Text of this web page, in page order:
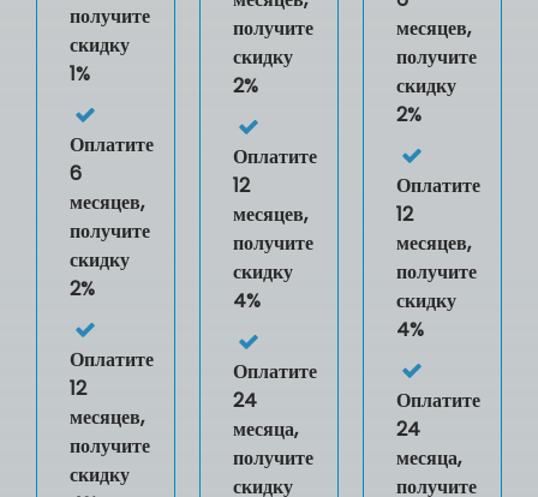
получите
скидку
1%
Оплатите
6
месяцев,
получите
скидку
2%
Оплатите
12
месяцев,
получите
скидку
получите
скидку
2%
Оплатите
12
месяцев,
получите
скидку
4%
Оплатите
24
месяца,
получите
скидку
месяцев,
получите
скидку
2%
Оплатите
12
месяцев,
получите
скидку
4%
Оплатите
24
месяца,
получите